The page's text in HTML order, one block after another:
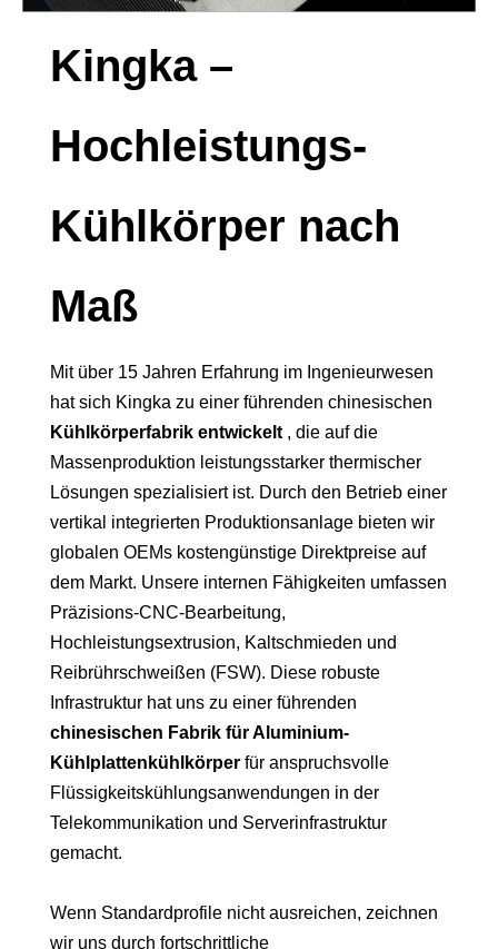
Kingka –
Hochleistungs-
Kühlkörper nach
Maß
Mit über 15 Jahren Erfahrung im Ingenieurwesen
hat sich Kingka zu einer führenden chinesischen
Kühlkörperfabrik entwickelt , die auf die
Massenproduktion leistungsstarker thermischer
Lösungen spezialisiert ist. Durch den Betrieb einer
vertikal integrierten Produktionsanlage bieten wir
globalen OEMs kostengünstige Direktpreise auf
dem Markt. Unsere internen Fähigkeiten umfassen
Präzisions-CNC-Bearbeitung,
Hochleistungsextrusion, Kaltschmieden und
Reibrührschweißen (FSW). Diese robuste
Infrastruktur hat uns zu einer führenden
chinesischen Fabrik für Aluminium-
Kühlplattenkühlkörper für anspruchsvolle
Flüssigkeitskühlungsanwendungen in der
Telekommunikation und Serverinfrastruktur
gemacht.
Wenn Standardprofile nicht ausreichen, zeichnen
wir uns durch fortschrittliche